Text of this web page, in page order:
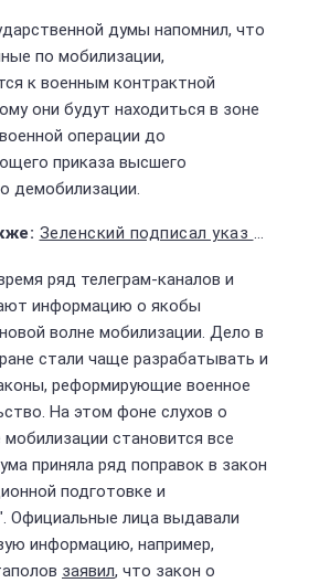
думы напомнил, что
по мобилизации,
к военным контрактной
они будут находиться в зоне
операции до
приказа высшего
демобилизации.
Зеленский подписал указ об увольнении всех областных военкомов
ряд телеграм-каналов и
информацию о якобы
волне мобилизации. Дело в
стали чаще разрабатывать и
реформирующие военное
На этом фоне слухов о
становится все
приняла ряд поправок в закон
подготовке и
Официальные лица выдавали
информацию, например,
заявил, что закон о